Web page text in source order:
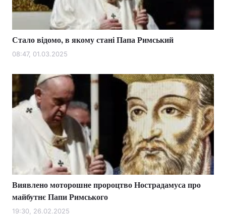
Стало відомо, в якому стані Папа Римський
08:47, 01.03.2025
Виявлено моторошне пророцтво Нострадамуса про
майбутнє Папи Римського
19:30, 26.02.2025